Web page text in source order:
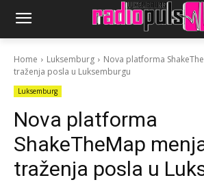
Home Luksemburg
Nova platforma
traženja posla u Luksemburgu
Luksemburg
Nova platforma
ShakeTheMap
traženja posla u